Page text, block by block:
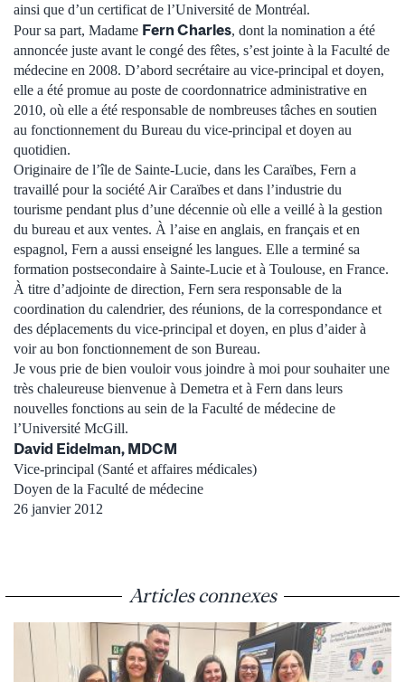
ainsi que d’un certificat de l’Université de Montréal.
Pour sa part, Madame Fern Charles, dont la nomination a été
annoncée juste avant le congé des fêtes, s’est jointe à la Faculté de
médecine en 2008. D’abord secrétaire au vice-principal et doyen,
elle a été promue au poste de coordonnatrice administrative en
2010, où elle a été responsable de nombreuses tâches en soutien
au fonctionnement du Bureau du vice-principal et doyen au
quotidien.
Originaire de l’île de Sainte-Lucie, dans les Caraïbes, Fern a
travaillé pour la société Air Caraïbes et dans l’industrie du
tourisme pendant plus d’une décennie où elle a veillé à la gestion
du bureau et aux ventes. À l’aise en anglais, en français et en
espagnol, Fern a aussi enseigné les langues. Elle a terminé sa
formation postsecondaire à Sainte-Lucie et à Toulouse, en France.
À titre d’adjointe de direction, Fern sera responsable de la
coordination du calendrier, des réunions, de la correspondance et
des déplacements du vice-principal et doyen, en plus d’aider à
voir au bon fonctionnement de son Bureau.
Je vous prie de bien vouloir vous joindre à moi pour souhaiter une
très chaleureuse bienvenue à Demetra et à Fern dans leurs
nouvelles fonctions au sein de la Faculté de médecine de
l’Université McGill.
David Eidelman, MDCM
Vice-principal (Santé et affaires médicales)
Doyen de la Faculté de médecine
26 janvier 2012
Articles connexes